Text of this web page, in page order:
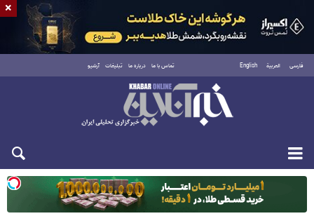
فارسی العربية English تماس با ما درباره ما تبلیغات آرشیو
دوشنبه ۱۹ مرداد ۱۴۰۵
×